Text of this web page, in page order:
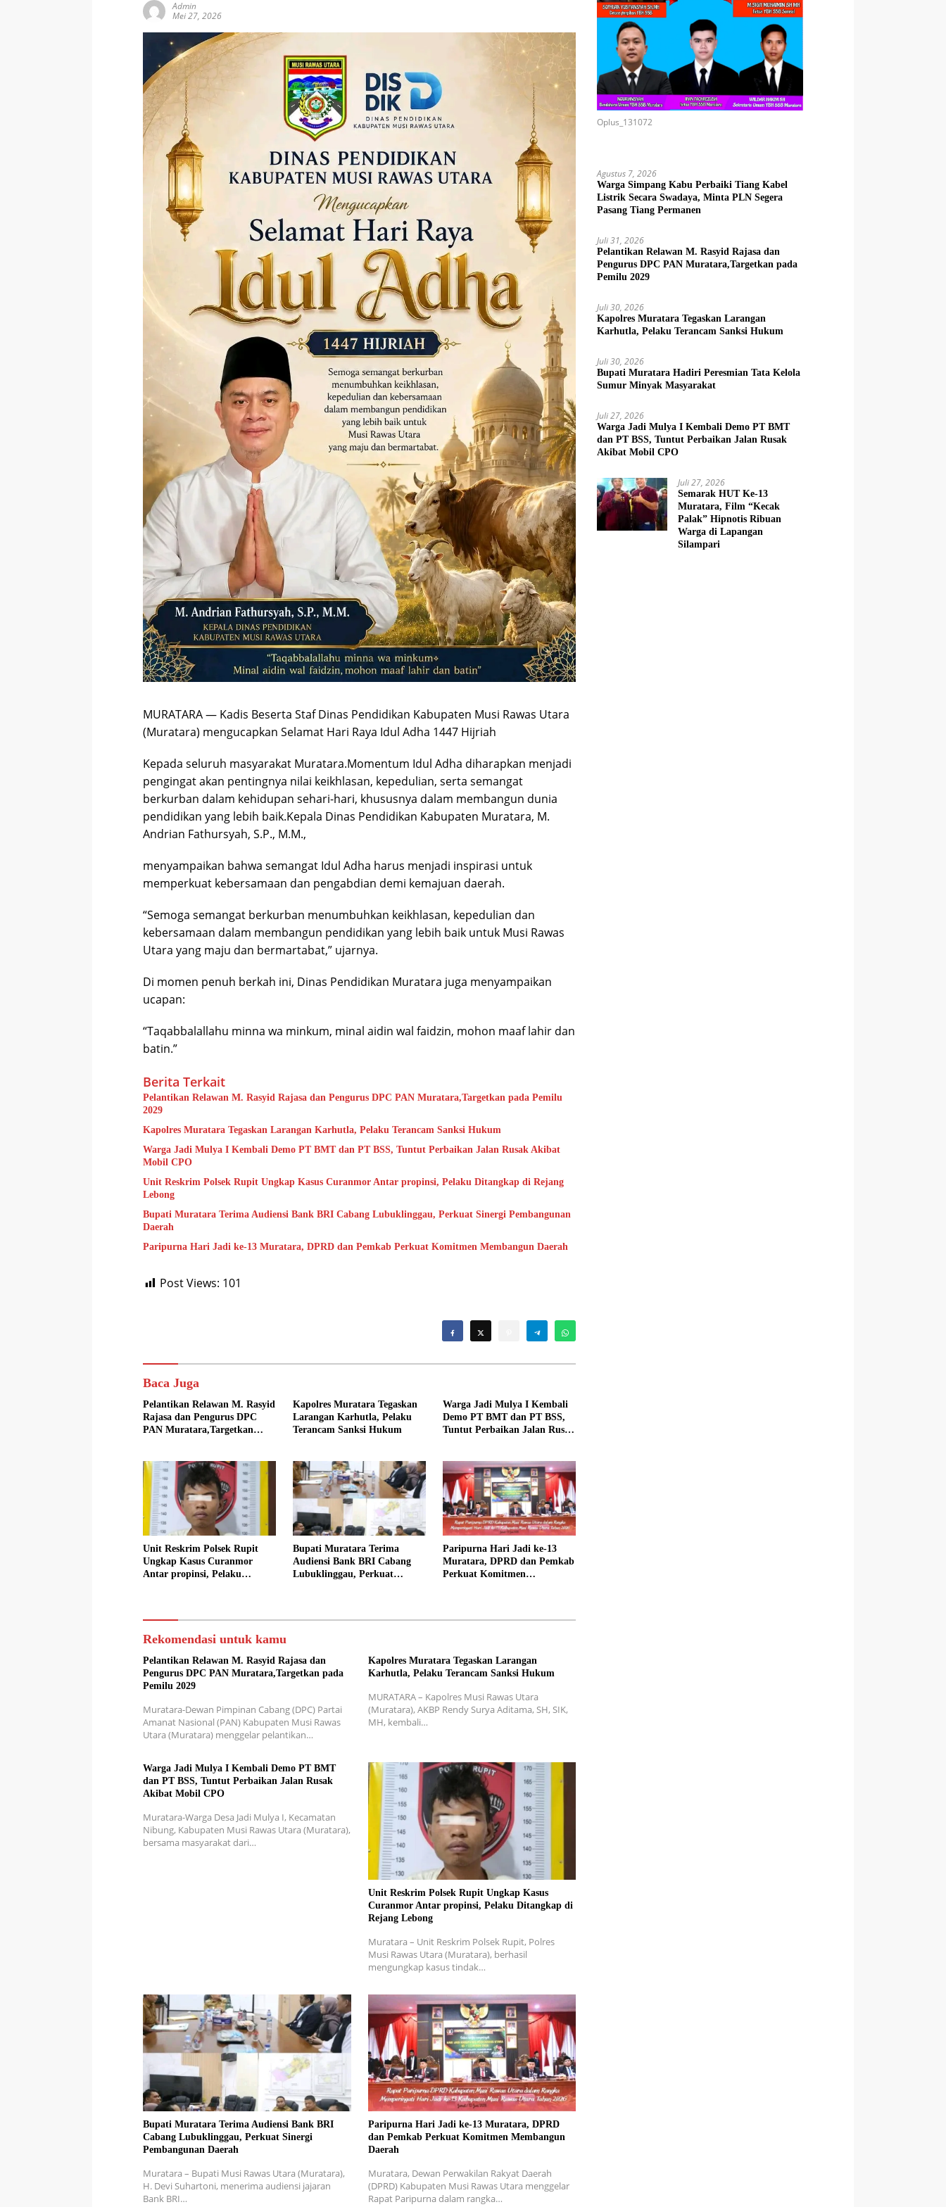
Admin
Mei 27, 2026
MURATARA — Kadis Beserta Staf Dinas Pendidikan Kabupaten Musi Rawas Utara
(Muratara) mengucapkan Selamat Hari Raya Idul Adha 1447 Hijriah
Kepada seluruh masyarakat Muratara.Momentum Idul Adha diharapkan menjadi
pengingat akan pentingnya nilai keikhlasan, kepedulian, serta semangat
berkurban dalam kehidupan sehari-hari, khususnya dalam membangun dunia
pendidikan yang lebih baik.Kepala Dinas Pendidikan Kabupaten Muratara, M.
Andrian Fathursyah, S.P., M.M.,
menyampaikan bahwa semangat Idul Adha harus menjadi inspirasi untuk
memperkuat kebersamaan dan pengabdian demi kemajuan daerah.
“Semoga semangat berkurban menumbuhkan keikhlasan, kepedulian dan
kebersamaan dalam membangun pendidikan yang lebih baik untuk Musi Rawas
Utara yang maju dan bermartabat,” ujarnya.
Di momen penuh berkah ini, Dinas Pendidikan Muratara juga menyampaikan
ucapan:
“Taqabbalallahu minna wa minkum, minal aidin wal faidzin, mohon maaf lahir dan
batin.”
Berita Terkait
Pelantikan Relawan M. Rasyid Rajasa dan Pengurus DPC PAN Muratara,Targetkan pada Pemilu
2029
Kapolres Muratara Tegaskan Larangan Karhutla, Pelaku Terancam Sanksi Hukum
Warga Jadi Mulya I Kembali Demo PT BMT dan PT BSS, Tuntut Perbaikan Jalan Rusak Akibat
Mobil CPO
Unit Reskrim Polsek Rupit Ungkap Kasus Curanmor Antar propinsi, Pelaku Ditangkap di Rejang
Lebong
Bupati Muratara Terima Audiensi Bank BRI Cabang Lubuklinggau, Perkuat Sinergi Pembangunan
Daerah
Paripurna Hari Jadi ke-13 Muratara, DPRD dan Pemkab Perkuat Komitmen Membangun Daerah
Post Views: 101
Baca Juga
Pelantikan Relawan M. Rasyid
Rajasa dan Pengurus DPC
PAN Muratara,Targetkan
Kapolres Muratara Tegaskan
Larangan Karhutla, Pelaku
Terancam Sanksi Hukum
Warga Jadi Mulya I Kembali
Demo PT BMT dan PT BSS,
Tuntut Perbaikan Jalan Rusak
Unit Reskrim Polsek Rupit
Ungkap Kasus Curanmor
Antar propinsi, Pelaku
Bupati Muratara Terima
Audiensi Bank BRI Cabang
Lubuklinggau, Perkuat
Paripurna Hari Jadi ke-13
Muratara, DPRD dan Pemkab
Perkuat Komitmen
Rekomendasi untuk kamu
Pelantikan Relawan M. Rasyid Rajasa dan
Pengurus DPC PAN Muratara,Targetkan pada
Pemilu 2029
Muratara-Dewan Pimpinan Cabang (DPC) Partai
Amanat Nasional (PAN) Kabupaten Musi Rawas
Utara (Muratara) menggelar pelantikan…
Kapolres Muratara Tegaskan Larangan
Karhutla, Pelaku Terancam Sanksi Hukum
MURATARA – Kapolres Musi Rawas Utara
(Muratara), AKBP Rendy Surya Aditama, SH, SIK,
MH, kembali…
Warga Jadi Mulya I Kembali Demo PT BMT
dan PT BSS, Tuntut Perbaikan Jalan Rusak
Akibat Mobil CPO
Muratara-Warga Desa Jadi Mulya I, Kecamatan
Nibung, Kabupaten Musi Rawas Utara (Muratara),
bersama masyarakat dari…
Unit Reskrim Polsek Rupit Ungkap Kasus
Curanmor Antar propinsi, Pelaku Ditangkap di
Rejang Lebong
Muratara – Unit Reskrim Polsek Rupit, Polres
Musi Rawas Utara (Muratara), berhasil
mengungkap kasus tindak…
Bupati Muratara Terima Audiensi Bank BRI
Cabang Lubuklinggau, Perkuat Sinergi
Pembangunan Daerah
Muratara – Bupati Musi Rawas Utara (Muratara),
H. Devi Suhartoni, menerima audiensi jajaran
Bank BRI…
Paripurna Hari Jadi ke-13 Muratara, DPRD
dan Pemkab Perkuat Komitmen Membangun
Daerah
Muratara, Dewan Perwakilan Rakyat Daerah
(DPRD) Kabupaten Musi Rawas Utara menggelar
Rapat Paripurna dalam rangka…
Oplus_131072
Agustus 7, 2026
Warga Simpang Kabu Perbaiki Tiang Kabel
Listrik Secara Swadaya, Minta PLN Segera
Pasang Tiang Permanen
Juli 31, 2026
Pelantikan Relawan M. Rasyid Rajasa dan
Pengurus DPC PAN Muratara,Targetkan pada
Pemilu 2029
Juli 30, 2026
Kapolres Muratara Tegaskan Larangan
Karhutla, Pelaku Terancam Sanksi Hukum
Juli 30, 2026
Bupati Muratara Hadiri Peresmian Tata Kelola
Sumur Minyak Masyarakat
Juli 27, 2026
Warga Jadi Mulya I Kembali Demo PT BMT
dan PT BSS, Tuntut Perbaikan Jalan Rusak
Akibat Mobil CPO
Juli 27, 2026
Semarak HUT Ke-13
Muratara, Film “Kecak
Palak” Hipnotis Ribuan
Warga di Lapangan
Silampari